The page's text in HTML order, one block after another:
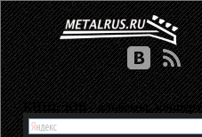
КИПЕЛОВ - альбомы,